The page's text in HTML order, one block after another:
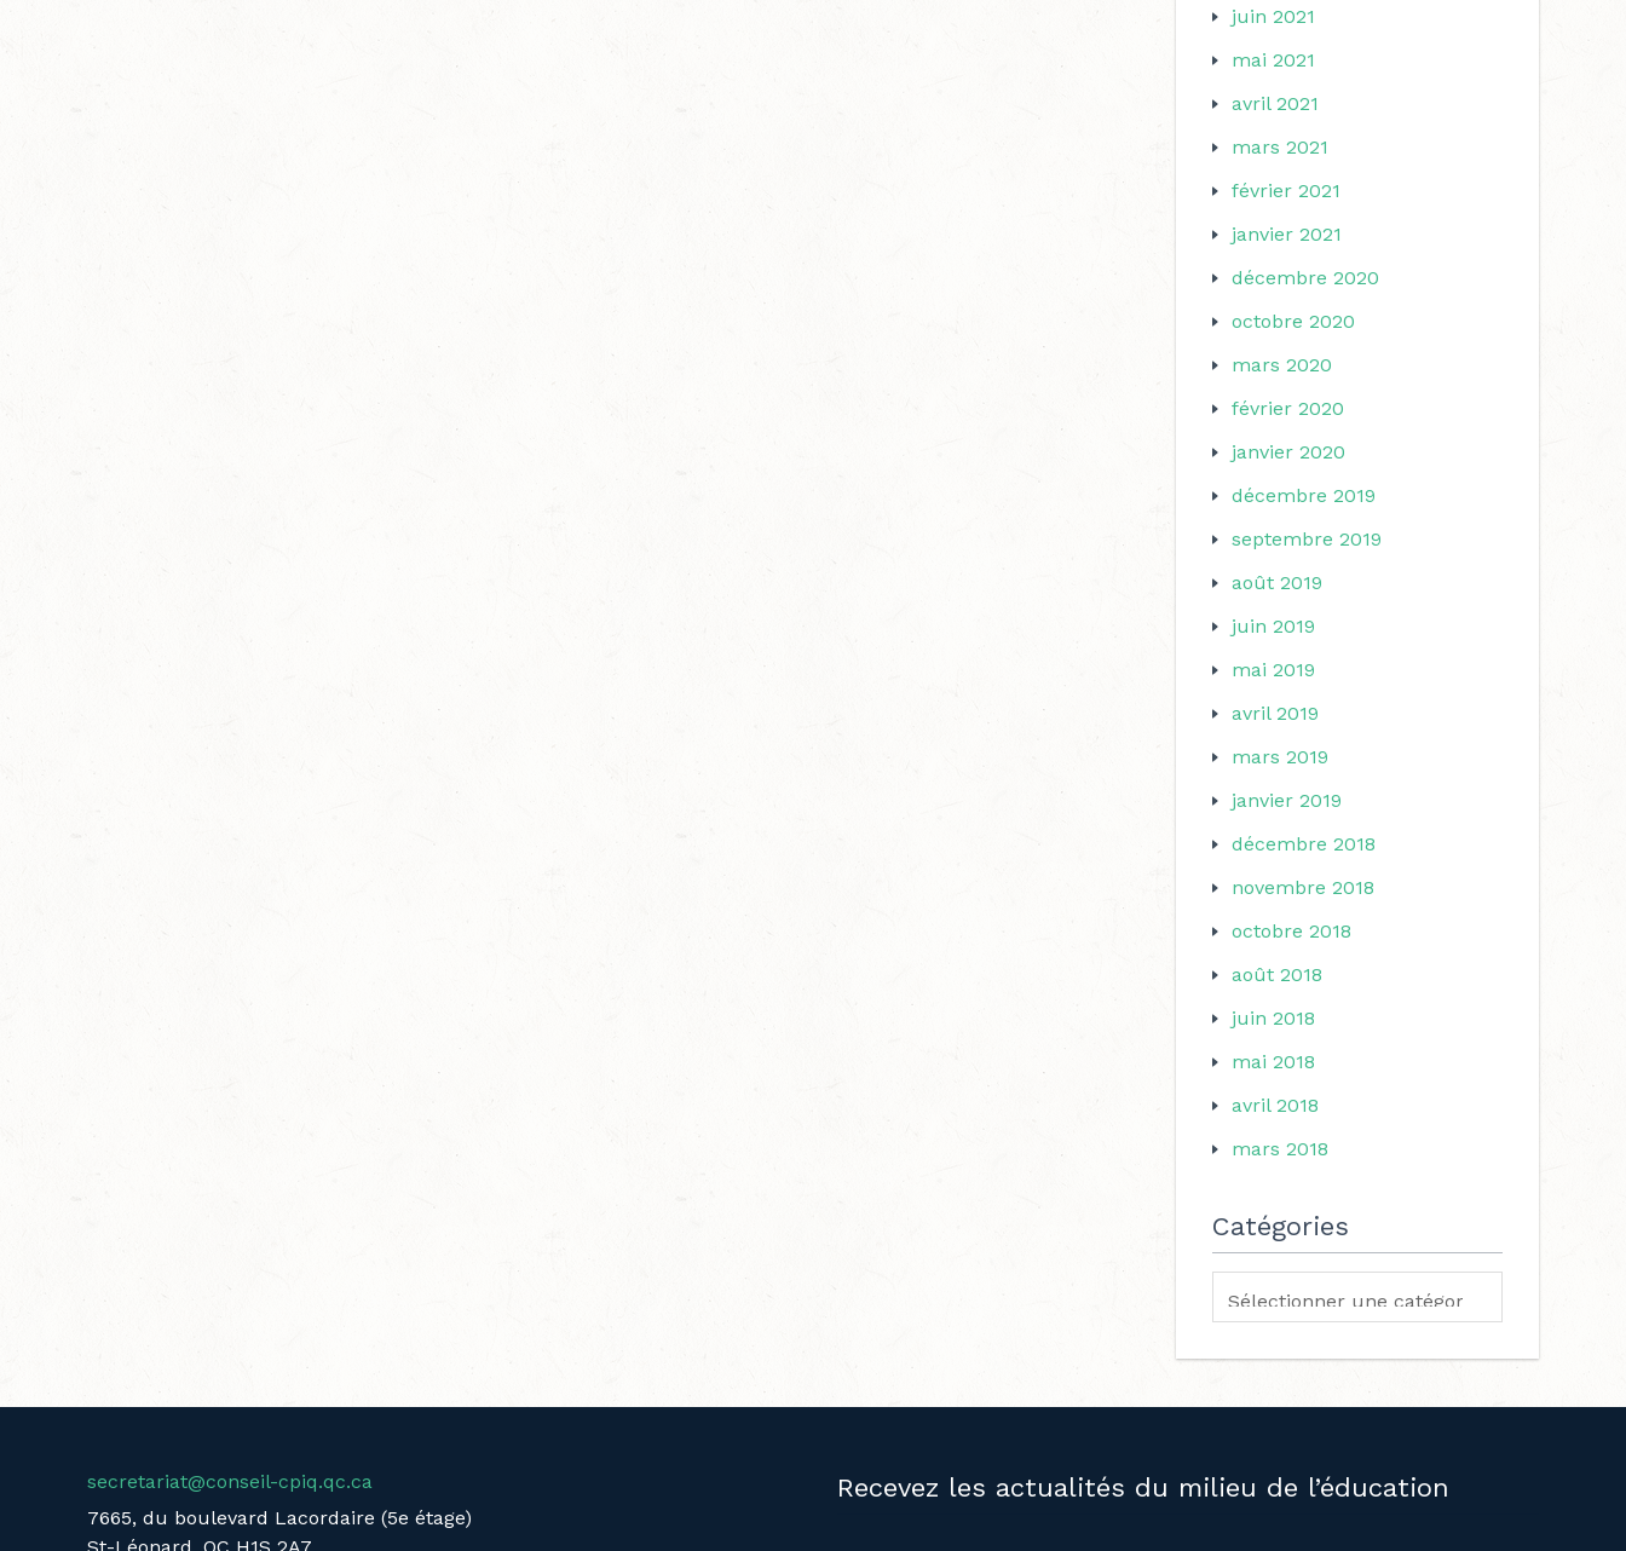
juin 2021
mai 2021
avril 2021
mars 2021
février 2021
janvier 2021
décembre 2020
octobre 2020
mars 2020
février 2020
janvier 2020
décembre 2019
septembre 2019
août 2019
juin 2019
mai 2019
avril 2019
mars 2019
janvier 2019
décembre 2018
novembre 2018
octobre 2018
août 2018
juin 2018
mai 2018
avril 2018
mars 2018
Catégories
secretariat@conseil-cpiq.qc.ca
7665, du boulevard Lacordaire (5e étage)
Recevez les actualités du milieu de l’éducation